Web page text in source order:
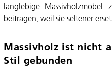
langlebige Massivholzmöbel
beitragen, weil sie seltener
Massivholz ist nicht
Stil gebunden